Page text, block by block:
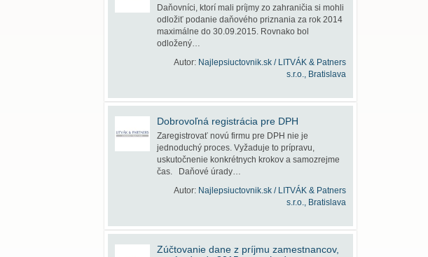
Daňovníci, ktorí mali príjmy zo zahraničia si mohli
odložiť podanie daňového priznania za rok 2014
maximálne do 30.09.2015. Rovnako bol
odložený…
Autor: Najlepsiuctovnik.sk / LITVÁK & Patners
s.r.o., Bratislava
Dobrovoľná registrácia pre DPH
Zaregistrovať novú firmu pre DPH nie je
jednoduchý proces. Vyžaduje to prípravu,
uskutočnenie konkrétnych krokov a samozrejme
čas. Daňové úrady…
Autor: Najlepsiuctovnik.sk / LITVÁK & Patners
s.r.o., Bratislava
Zúčtovanie dane z príjmu zamestnancov,